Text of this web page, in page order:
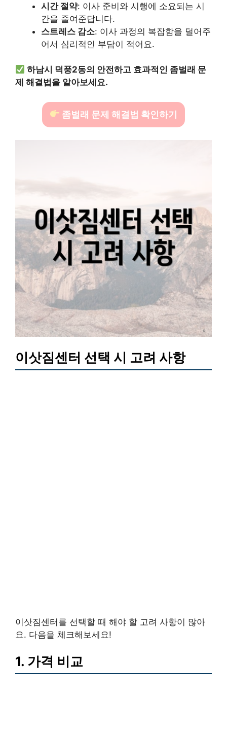
시간 절약: 이사 준비와 시행에 소요되는 시
간을 줄여준답니다.
스트레스 감소: 이사 과정의 복잡함을 덜어주
어서 심리적인 부담이 적어요.
하남시 덕풍2동의 안전하고 효과적인 좀벌래 문
제 해결법을 알아보세요.
좀벌래 문제 해결법 확인하기
이삿짐센터 선택 시 고려 사항
이삿짐센터를 선택할 때 해야 할 고려 사항이 많아
요. 다음을 체크해보세요!
1. 가격 비교